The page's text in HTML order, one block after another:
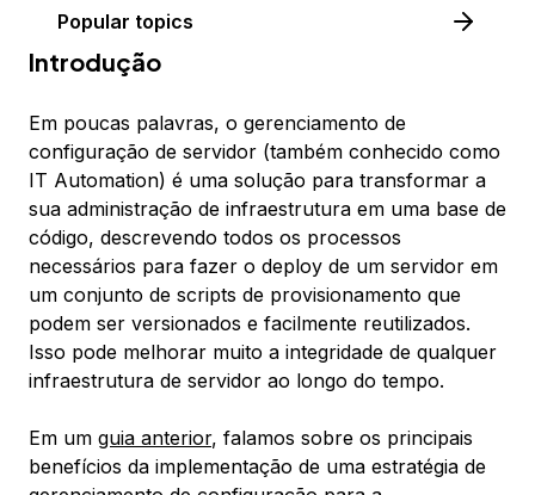
Popular topics
Introdução
Em poucas palavras, o gerenciamento de
configuração de servidor (também conhecido como
IT Automation) é uma solução para transformar a
sua administração de infraestrutura em uma base de
código, descrevendo todos os processos
necessários para fazer o deploy de um servidor em
um conjunto de scripts de provisionamento que
podem ser versionados e facilmente reutilizados.
Isso pode melhorar muito a integridade de qualquer
infraestrutura de servidor ao longo do tempo.
Em um guia anterior, falamos sobre os principais
benefícios da implementação de uma estratégia de